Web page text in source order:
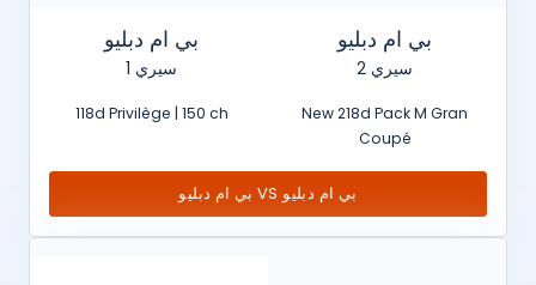
بي ام دبليو
سيري 1
118d Privilège | 150 ch
بي ام دبليو
سيري 2
New 218d Pack M Gran
Coupé
بي ام دبليو VS بي ام دبليو